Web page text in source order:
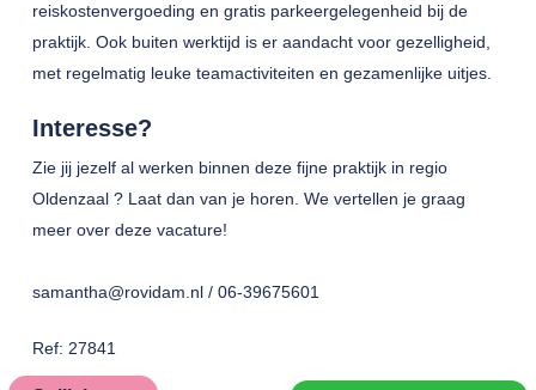
reiskostenvergoeding en gratis parkeergelegenheid bij de
praktijk. Ook buiten werktijd is er aandacht voor gezelligheid,
met regelmatig leuke teamactiviteiten en gezamenlijke uitjes.
Interesse?
Zie jij jezelf al werken binnen deze fijne praktijk in regio
Oldenzaal ? Laat dan van je horen. We vertellen je graag
meer over deze vacature!
samantha@rovidam.nl / 06-39675601
Ref: 27841